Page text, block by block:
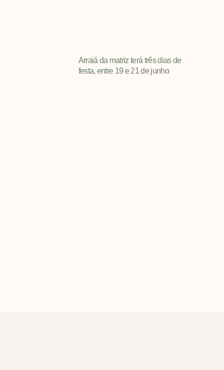
Arraiá da matriz terá três dias de
festa, entre 19 e 21 de junho